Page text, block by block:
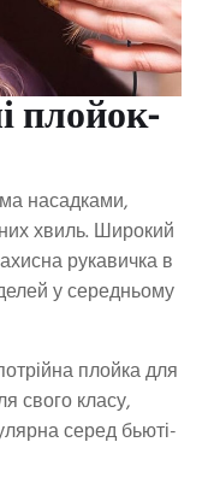
плойок-
насадками,
хвиль. Широкий
рукавичка в
у середньому
плойка для
свого класу,
серед бьюті-